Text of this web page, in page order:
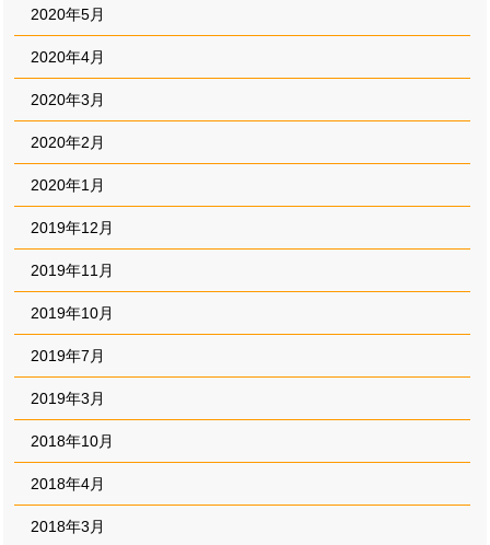
2020年5月
2020年4月
2020年3月
2020年2月
2020年1月
2019年12月
2019年11月
2019年10月
2019年7月
2019年3月
2018年10月
2018年4月
2018年3月